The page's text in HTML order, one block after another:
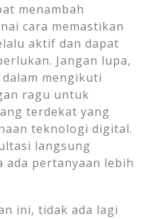
menambah
cara memastikan
aktif dan dapat
Jangan lupa,
mengikuti
ragu untuk
terdekat yang
teknologi digital.
langsung
ada pertanyaan lebih
ini, tidak ada lagi